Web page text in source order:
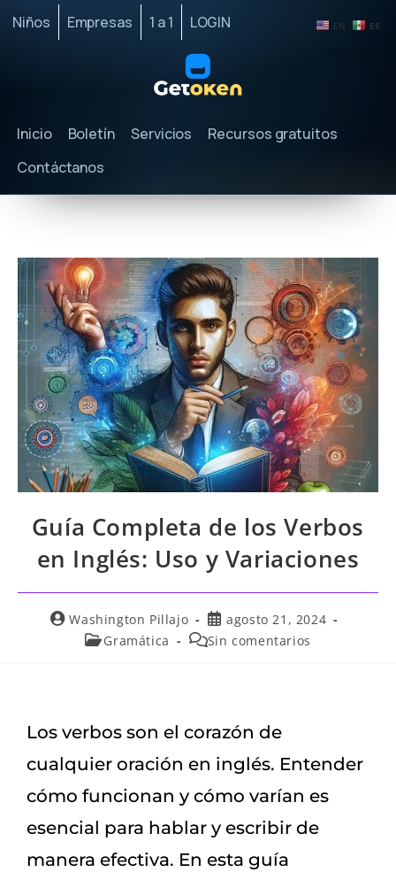
Niños Empresas 1 a 1 LOGIN
Inicio Boletín Servicios
Recursos gratuitos
Contáctanos
Guía Completa de los Verbos
en Inglés: Uso y Variaciones
Washington Pillajo
agosto 21, 2024
Gramática
Sin comentarios
Los verbos son el corazón de
cualquier oración en inglés. Entender
cómo funcionan y cómo varían es
esencial para hablar y escribir de
manera efectiva. En esta guía
EN ES